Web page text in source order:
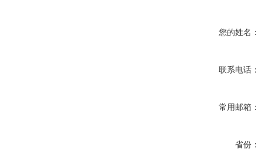
您的姓名：
联系电话：
常用邮箱：
省份：